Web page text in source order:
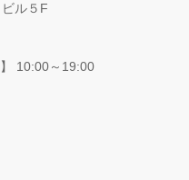
ル５F
10:00～19:00